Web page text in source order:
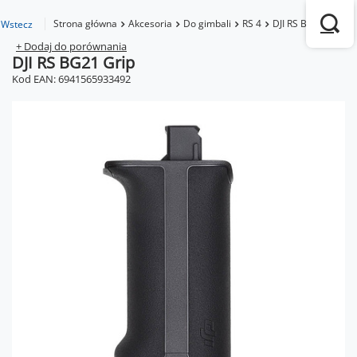
Wstecz Strona główna Akcesoria Do gimbali RS 4 DJI RS BG21 Grip
+ Dodaj do porównania
DJI RS BG21 Grip
Kod EAN: 6941565933492